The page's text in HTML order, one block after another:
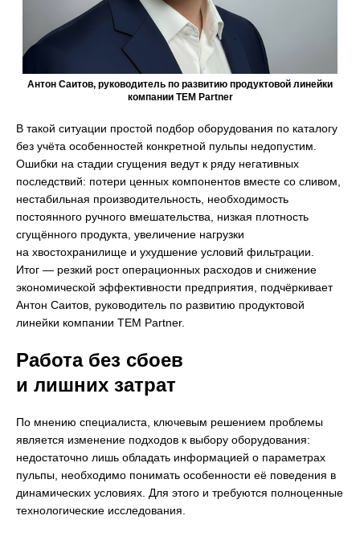
Антон Саитов, руководитель по развитию продуктовой линейки
компании ТЕМ Partner
В такой ситуации простой подбор оборудования по каталогу
без учёта особенностей конкретной пульпы недопустим.
Ошибки на стадии сгущения ведут к ряду негативных
последствий: потери ценных компонентов вместе со сливом,
нестабильная производительность, необходимость
постоянного ручного вмешательства, низкая плотность
сгущённого продукта, увеличение нагрузки
на хвостохранилище и ухудшение условий фильтрации.
Итог — резкий рост операционных расходов и снижение
экономической эффективности предприятия, подчёркивает
Антон Саитов, руководитель по развитию продуктовой
линейки компании ТЕМ Partner.
Работа без сбоев
и лишних затрат
По мнению специалиста, ключевым решением проблемы
является изменение подходов к выбору оборудования:
недостаточно лишь обладать информацией о параметрах
пульпы, необходимо понимать особенности её поведения в
динамических условиях. Для этого и требуются полноценные
технологические исследования.